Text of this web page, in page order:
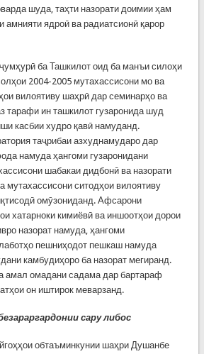
шуда, таҳти назорати доимии ҳам
амнияти ядроӣ ва радиатсионӣ қарор
ба Ташкилот оид ба манъи силоҳи
2004-2005 мутахассисони мо ва
вилоятиву шаҳрӣ дар семинарҳо ва
тарафи ин ташкилот гузаронида шуд
касбии худро қавӣ намуданд.
таҷрибаи азхуднамударо дар
намуда ҳангоми гузаронидани
шабакаи дидбонӣ ва назорати
мутахассисони ситодҳои вилоятиву
омӯзониданд. Афсарони
хатарноки кимиёвӣ ва иншоотҳои дорои
назорат намуда, ҳангоми
пешниҳодот пешкаш намуда
камбудиҳоро ба назорат мегиранд.
амал омадани садама дар бартараф
он иштирок меварзанд.
сару либос
обтаъминкунии шаҳри Душанбе